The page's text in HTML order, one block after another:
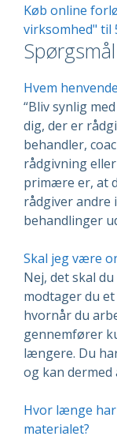
Køb online
virksomhed" til
Hvem
“Bliv synlig
dig, der er
behandler,
rådgivning
primære er, at
rådgiver andre
behandlinger
Skal jeg være
Nej, det skal
modtager du
hvornår du
gennemfører
længere. Du
og kan dermed
Hvor længe
materialet?